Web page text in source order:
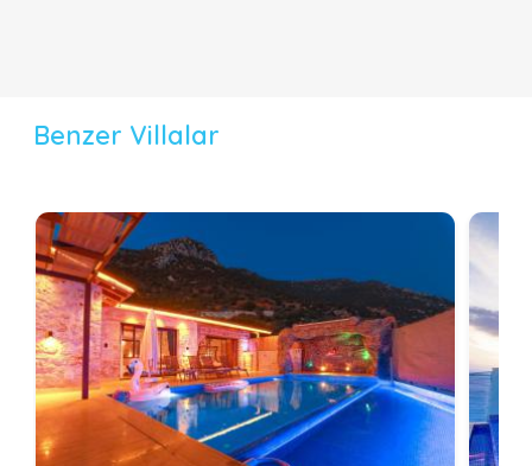
Benzer Villalar